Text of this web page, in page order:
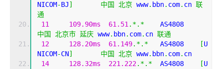
NICOM-BJ] 中国 北京 www. bbn. com. cn 联
通
11
109.90ms 61.51 .*.*
中国
北京市 延庆 www. bbn. com. cn 联通
12
128.20ms 61.149.*.*
   AS4808
[U
NICOM-CN] 中国 北京 www. bbn. com. cn
14
128.32ms 221.222.*.*
  AS4808
[U